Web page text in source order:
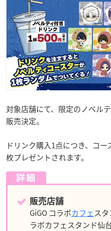
対象店舗にて、限定のノベル
販売決定。
ドリンク購入1点につき、コ
枚プレゼントされます。
詳細
販売店舗
GiGO コラボカフェス
ラボカフェスタンド仙